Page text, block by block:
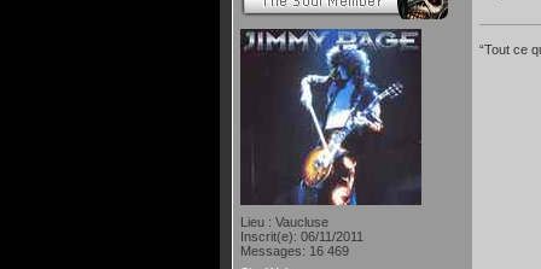
Lieu : Vaucluse
Inscrit(e): 06/11/2011
Messages: 16 469
“Tout ce